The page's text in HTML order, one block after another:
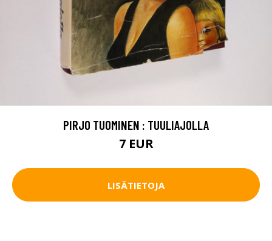
PIRJO TUOMINEN : TUULIAJOLLA
7 EUR
LISÄTIETOJA